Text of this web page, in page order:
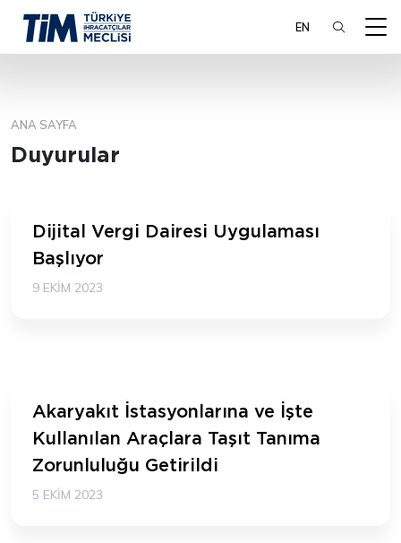
EN
ANA SAYFA
Duyurular
Dijital Vergi Dairesi Uygulaması
Başlıyor
9 EKIM 2023
Akaryakıt İstasyonlarına ve İşte
Kullanılan Araçlara Taşıt Tanıma
Zorunluluğu Getirildi
5 EKIM 2023